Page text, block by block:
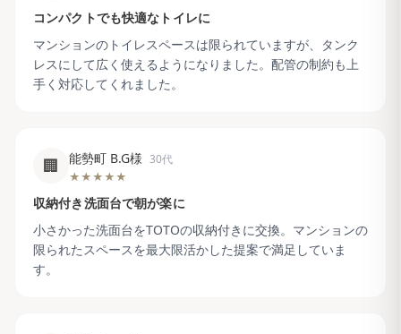
コンパクトでも快適なトイレに
マンションのトイレスペースは限られていますが、タンク
レスにして広く使えるようになりました。配管の制約も上
手く対応してくれました。
🏢 能勢町 B.G様 30代
★★★★★
収納付き洗面台で朝が楽に
小さかった洗面台をTOTOの収納付きに交換。マンションの
限られたスペースを最大限活かした提案で満足していま
す。